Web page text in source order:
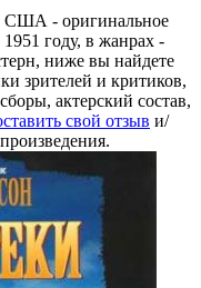
США - оригинальное
году, в жанрах -
ниже вы найдете
зрителей и критиков,
актерский состав,
свой отзыв и/